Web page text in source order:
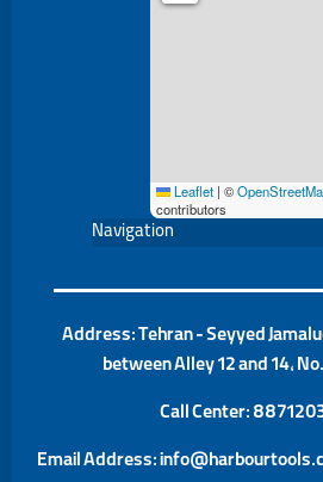
Leaflet | ©
contributors
Navigation
Address: Tehran - Seyyed
between Alley 12 and 14,
Call Center:
Email Address: